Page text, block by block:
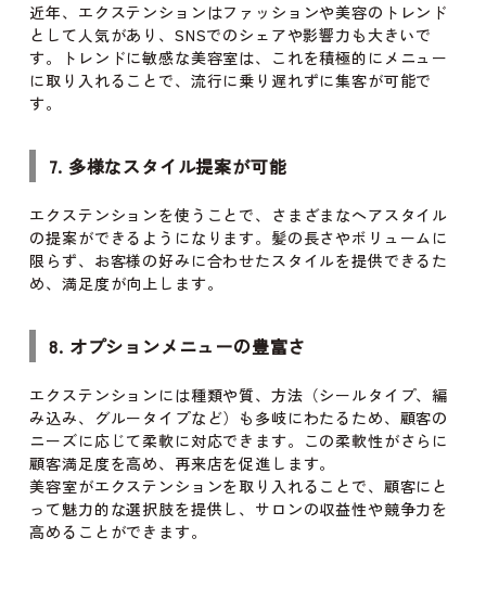
近年、エクステンションはファッションや美容のトレンド
として人気があり、SNSでのシェアや影響力も大きいで
す。トレンドに敏感な美容室は、これを積極的にメニュー
に取り入れることで、流行に乗り遅れずに集客が可能で
す。
7. 多様なスタイル提案が可能
エクステンションを使うことで、さまざまなヘアスタイル
の提案ができるようになります。髪の長さやボリュームに
限らず、お客様の好みに合わせたスタイルを提供できるた
め、満足度が向上します。
8. オプションメニューの豊富さ
エクステンションには種類や質、方法（シールタイプ、編
み込み、グルータイプなど）も多岐にわたるため、顧客の
ニーズに応じて柔軟に対応できます。この柔軟性がさらに
顧客満足度を高め、再来店を促進します。
美容室がエクステンションを取り入れることで、顧客にと
って魅力的な選択肢を提供し、サロンの収益性や競争力を
高めることができます。